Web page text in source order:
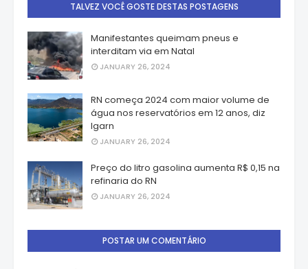
TALVEZ VOCÊ GOSTE DESTAS POSTAGENS
Manifestantes queimam pneus e
interditam via em Natal
JANUARY 26, 2024
RN começa 2024 com maior volume de
água nos reservatórios em 12 anos, diz
Igarn
JANUARY 26, 2024
Preço do litro gasolina aumenta R$ 0,15 na
refinaria do RN
JANUARY 26, 2024
POSTAR UM COMENTÁRIO